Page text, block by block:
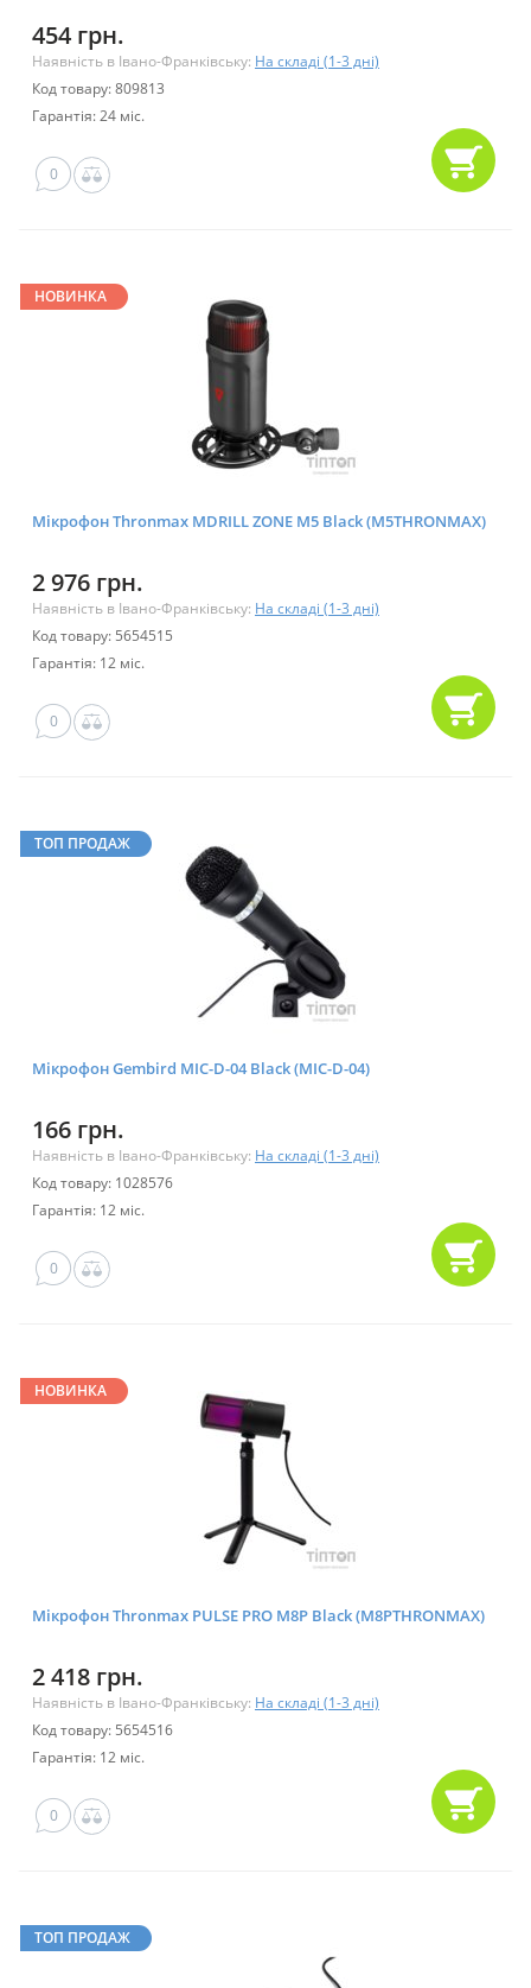
454 грн.
Наявність в Івано-Франківську: На складі (1-3 дні)
Код товару: 809813
Гарантія: 24 міс.
0
НОВИНКА
Мікрофон Thronmax MDRILL ZONE M5 Black (M5THRONMAX)
2 976 грн.
Наявність в Івано-Франківську: На складі (1-3 дні)
Код товару: 5654515
Гарантія: 12 міс.
0
ТОП ПРОДАЖ
Мікрофон Gembird MIC-D-04 Black (MIC-D-04)
166 грн.
Наявність в Івано-Франківську: На складі (1-3 дні)
Код товару: 1028576
Гарантія: 12 міс.
0
НОВИНКА
Мікрофон Thronmax PULSE PRO M8P Black (M8PTHRONMAX)
2 418 грн.
Наявність в Івано-Франківську: На складі (1-3 дні)
Код товару: 5654516
Гарантія: 12 міс.
0
ТОП ПРОДАЖ